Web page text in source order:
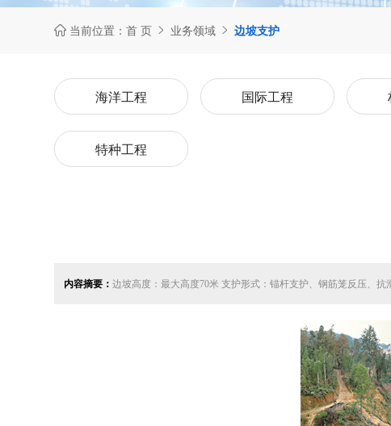
 当前位置：首 页  业务领域  边坡支护
海洋工程 国际工程
特种工程
内容摘要：边坡高度：最大高度70米 支护形式：锚杆支护、钢筋笼反压、抗